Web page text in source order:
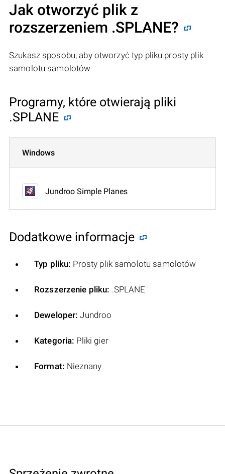
Jak otworzyć plik z
rozszerzeniem .SPLANE?
Szukasz sposobu, aby otworzyć typ pliku prosty plik
samolotu samolotów
Programy, które otwierają pliki
.SPLANE
Windows
Jundroo Simple Planes
Dodatkowe informacje
Typ pliku: Prosty plik samolotu samolotów
Rozszerzenie pliku: .SPLANE
Deweloper: Jundroo
Kategoria: Pliki gier
Format: Nieznany